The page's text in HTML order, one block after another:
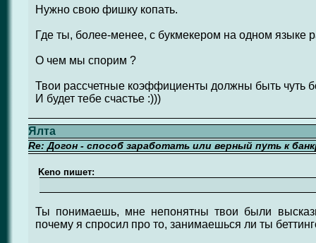
Нужно свою фишку копать.
Где ты, более-менее, с букмекером на одном языке
О чем мы спорим ?
Твои рассчетные коэффициенты должны быть чуть
И будет тебе счастье :)))
Ялта
Re: Догон - способ заработать или верный путь к
Keno пишет:
Ты понимаешь, мне непонятны твои были
почему я спросил про то, занимаешься ли ты